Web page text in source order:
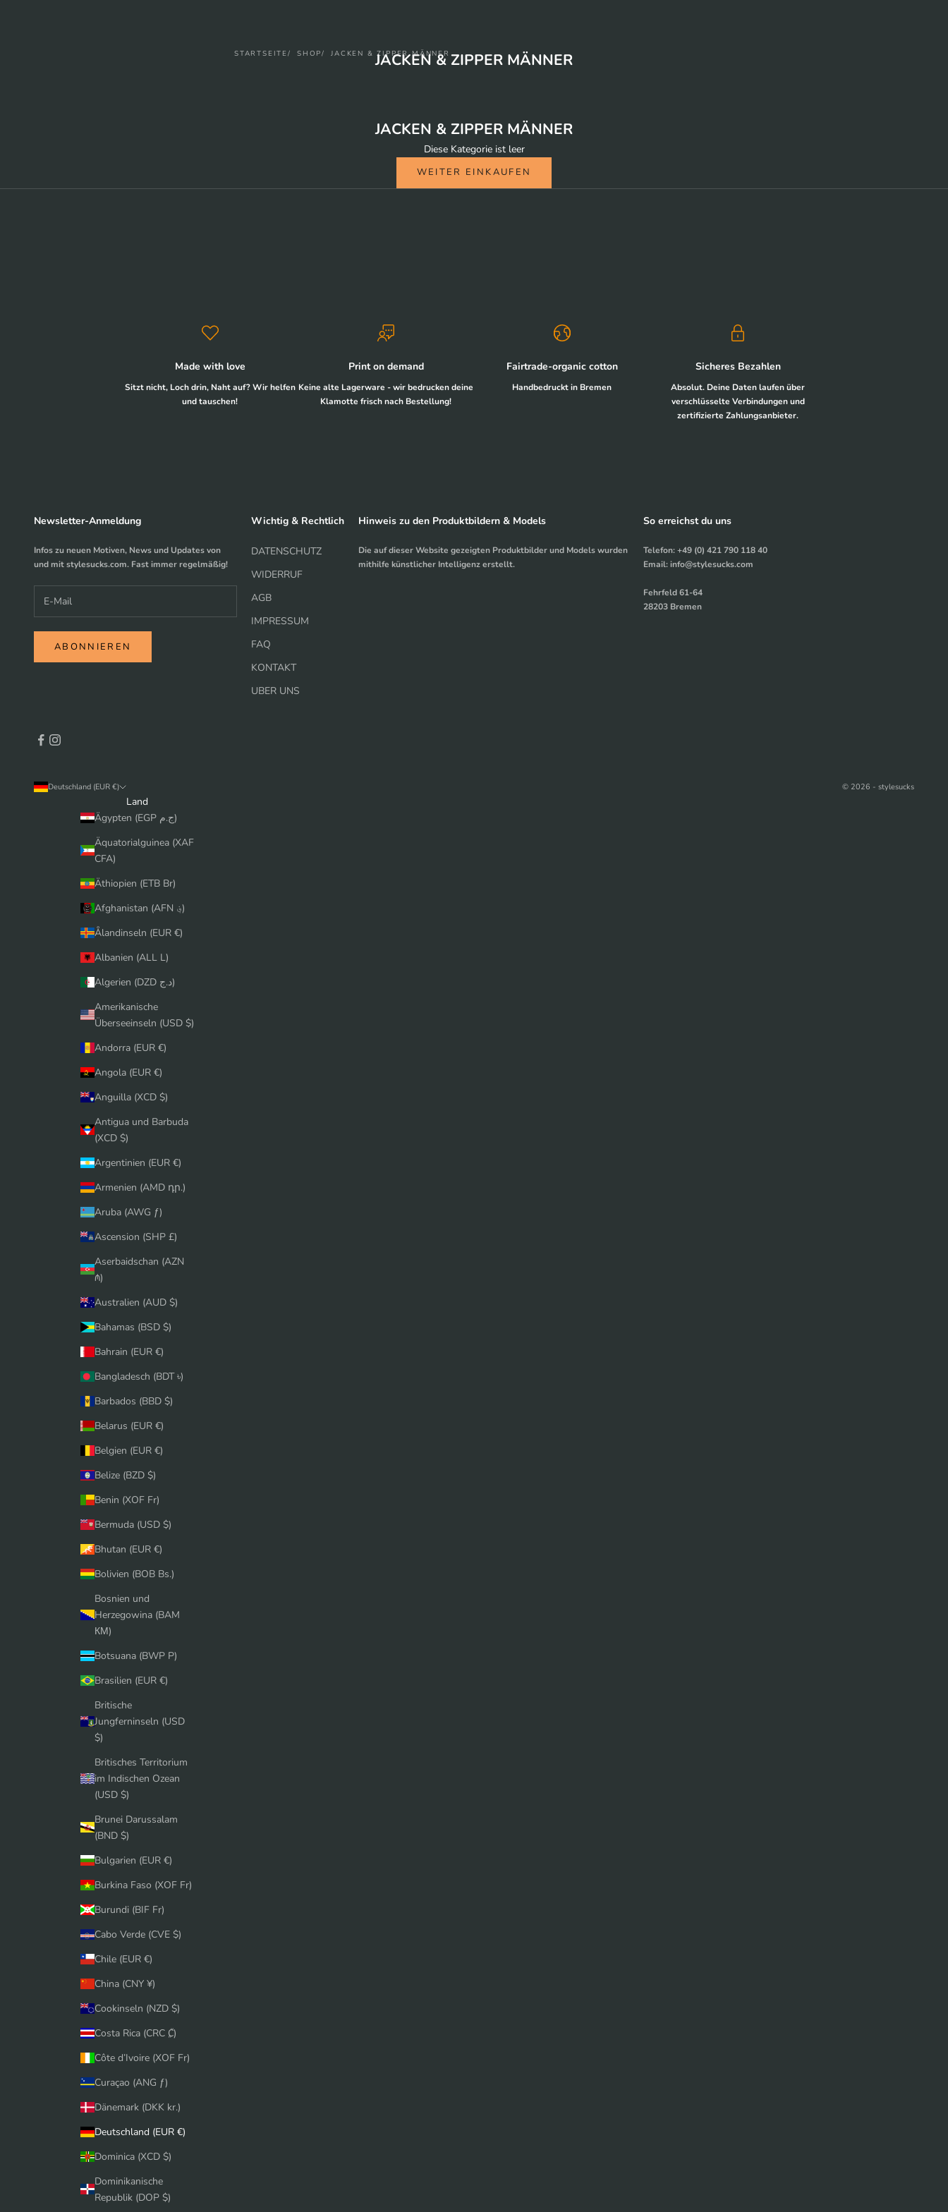
STARTSEITE SHOP JACKEN & ZIPPER MÄNNER
JACKEN & ZIPPER MÄNNER
JACKEN & ZIPPER MÄNNER
Diese Kategorie ist leer
WEITER EINKAUFEN
Made with love
Sitzt nicht, Loch drin, Naht auf? Wir helfen
und tauschen!
Print on demand
Keine alte Lagerware - wir bedrucken deine
Klamotte frisch nach Bestellung!
Fairtrade-organic cotton
Handbedruckt in Bremen
Sicheres Bezahlen
Absolut. Deine Daten laufen über
verschlüsselte Verbindungen und
zertifizierte Zahlungsanbieter.
Newsletter-Anmeldung
Infos zu neuen Motiven, News und Updates von
und mit stylesucks.com. Fast immer regelmäßig!
ABONNIEREN
Wichtig & Rechtlich
DATENSCHUTZ
WIDERRUF
AGB
IMPRESSUM
FAQ
KONTAKT
UBER UNS
Hinweis zu den Produktbildern & Models
Die auf dieser Website gezeigten Produktbilder und Models wurden
mithilfe künstlicher Intelligenz erstellt.
So erreichst du uns
Telefon: +49 (0) 421 790 118 40
Email: info@stylesucks.com
Fehrfeld 61-64
28203 Bremen
Deutschland (EUR €)
Land
Ägypten (EGP ج.م)
Äquatorialguinea (XAF
CFA)
Äthiopien (ETB Br)
Afghanistan (AFN ؋)
Ålandinseln (EUR €)
Albanien (ALL L)
Algerien (DZD د.ج)
Amerikanische
Überseeinseln (USD $)
Andorra (EUR €)
Angola (EUR €)
Anguilla (XCD $)
Antigua und Barbuda
(XCD $)
Argentinien (EUR €)
Armenien (AMD դր.)
Aruba (AWG ƒ)
Ascension (SHP £)
Aserbaidschan (AZN
₼)
Australien (AUD $)
Bahamas (BSD $)
Bahrain (EUR €)
Bangladesch (BDT ৳)
Barbados (BBD $)
Belarus (EUR €)
Belgien (EUR €)
Belize (BZD $)
Benin (XOF Fr)
Bermuda (USD $)
Bhutan (EUR €)
Bolivien (BOB Bs.)
Bosnien und
Herzegowina (BAM
КМ)
Botsuana (BWP P)
Brasilien (EUR €)
Britische
Jungferninseln (USD
$)
Britisches Territorium
im Indischen Ozean
(USD $)
Brunei Darussalam
(BND $)
Bulgarien (EUR €)
Burkina Faso (XOF Fr)
Burundi (BIF Fr)
Cabo Verde (CVE $)
Chile (EUR €)
China (CNY ¥)
Cookinseln (NZD $)
Costa Rica (CRC ₡)
Côte d’Ivoire (XOF Fr)
Curaçao (ANG ƒ)
Dänemark (DKK kr.)
Deutschland (EUR €)
Dominica (XCD $)
Dominikanische
Republik (DOP $)
© 2026 - stylesucks